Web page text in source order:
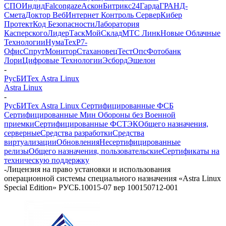
СПОИндидFalcongazeАсконБитрикс24ГардаГРАНД-
СметаДоктор ВебИнтернет Контроль СерверКибер
ПротектКод БезопасностиЛаборатория
КасперскогоЛидерТаскМойСкладМТС ЛинкНовые Облачные
ТехнологииНумаТехР7-
ОфисСпрутМониторСтахановецТестОпсФотобанк
ЛориЦифровые ТехнологииЭсбордЭшелон
-
РусБИТех Astra Linux
Astra Linux
-
РусБИТех Astra Linux Сертифицированные ФСБ
Сертифицированные Мин Обороны без Военной
приемкиСертифицированные ФСТЭКОбщего назначения,
серверныеСредства разработкиСредства
виртуализацииОбновленияНесертифицированные
релизыОбщего назначения, пользовательскиеСертификаты на
техническую поддержку
-Лицензия на право установки и использования
операционной системы специального назначения «Astra Linux
Special Edition» РУСБ.10015-07 вер 100150712-001